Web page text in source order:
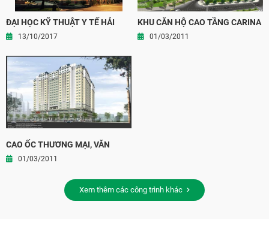
ĐẠI HỌC KỸ THUẬT Y TẾ HẢI
DƯƠNG
13/10/2017
KHU CĂN HỘ CAO TẦNG CARINA
PLAZA01/03/2011
CAO ỐC THƯƠNG MẠI, VĂN
PHÒNG VÀ CĂN HỘ LONG
01/03/2011
Xem thêm các công trình khác